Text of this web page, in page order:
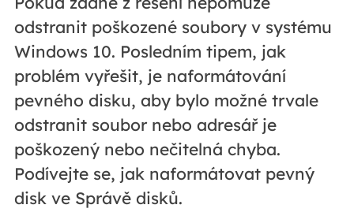
odstranit poškozené soubory v systému
Windows 10. Posledním tipem, jak
problém vyřešit, je naformátování
pevného disku, aby bylo možné trvale
odstranit soubor nebo adresář je
poškozený nebo nečitelná chyba.
Podívejte se, jak naformátovat pevný
disk ve Správě disků.